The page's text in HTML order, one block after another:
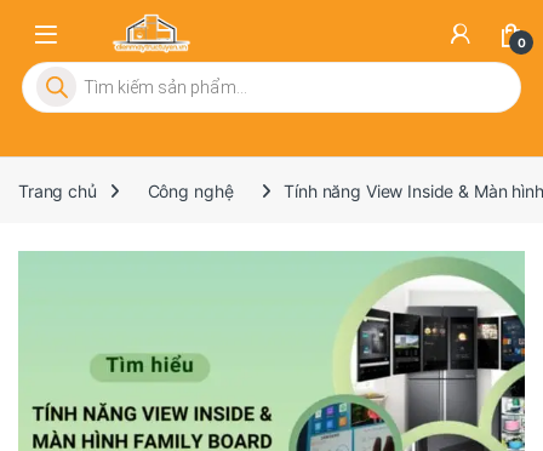
0
Tìm kiếm sản phẩm
Trang chủ Công nghệ Tính năng View Inside & Màn